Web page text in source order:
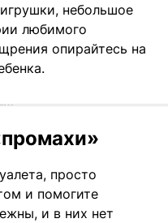
небольшое
любимого
опирайтесь на
просто
и помогите
и в них нет